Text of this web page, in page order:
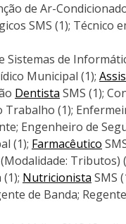
de Ar-
SMS (1); Técnico
Sistemas de
Municipal (1);
Dentista SMS (1);
Trabalho (1);
Engenheiro de
(1); Farmacêutico
Tributos)
Nutricionista SMS
de Banda;